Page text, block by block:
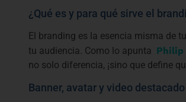
¿Qué es y para qué sirve el
El branding es la esencia misma de
tu audiencia. Como lo apunta Philip
no solo diferencia, ¡sino que define
Banner, avatar y video destacado